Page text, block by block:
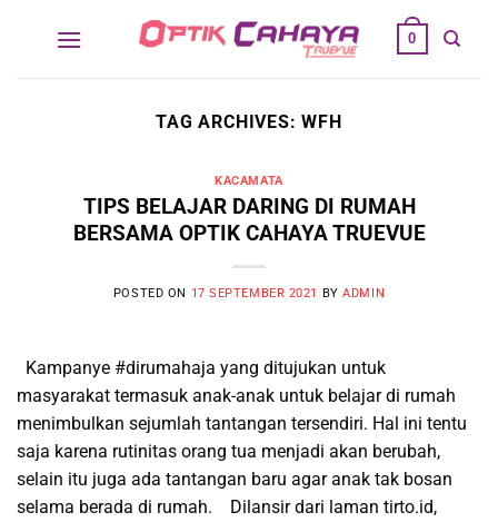
0
TAG ARCHIVES:WFH
KACAMATA
TIPS BELAJAR DARING DI RUMAH
BERSAMA OPTIK CAHAYA TRUEVUE
POSTED ON 17 SEPTEMBER 2021 BYADMIN
Kampanye #dirumahaja yang ditujukan untuk
masyarakat termasuk anak-anak untuk belajar di rumah
menimbulkan sejumlah tantangan tersendiri. Hal ini tentu
saja karena rutinitas orang tua menjadi akan berubah,
selain itu juga ada tantangan baru agar anak tak bosan
selama berada di rumah. Dilansir dari laman tirto.id,